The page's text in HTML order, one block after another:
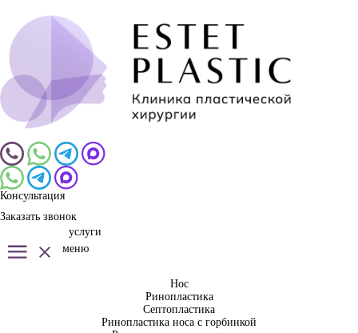
Консультация
Заказать звонок
услуги
меню
Нос
Ринопластика
Септопластика
Ринопластика носа с горбинкой